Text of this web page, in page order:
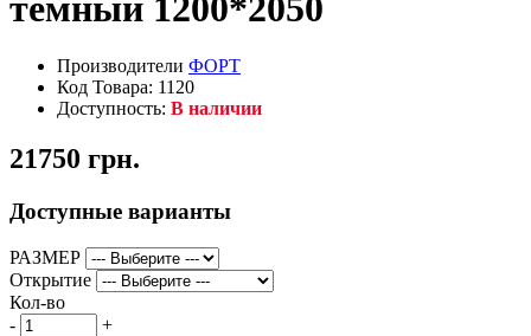
Производители ФОРТ
Код Товара: 1120
Доступность: В наличии
21750 грн.
Доступные варианты
РАЗМЕР
Открытие
Кол-во
-
+